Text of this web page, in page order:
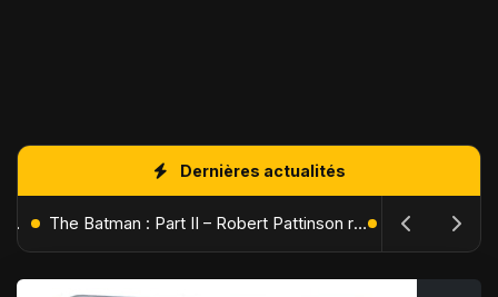
Dernières actualités
L'Âge de Glace : Le Réveil du Volcan – Manny, Sid et Diego de retour pour une aventure explosive The Batman : Part II – Robert Pattinson replonge dans les ténèbres de Gotham dès octobre 2027